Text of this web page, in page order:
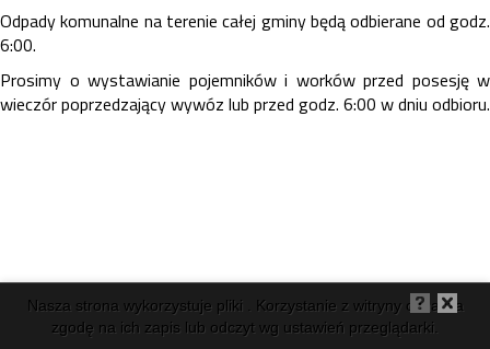
Odpady komunalne na terenie całej gminy będą odbierane od godz.
6:00.
Prosimy o wystawianie pojemników i worków przed posesję w
wieczór poprzedzający wywóz lub przed godz. 6:00 w dniu odbioru.
Nasza strona wykorzystuje pliki . Korzystanie z witryny oznacza
zgodę na ich zapis lub odczyt wg ustawień przeglądarki.